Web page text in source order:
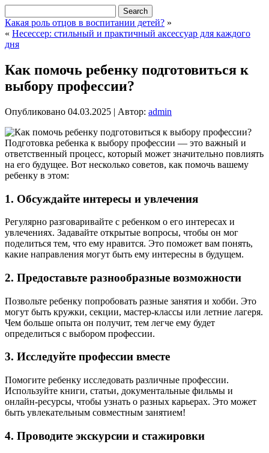
Какая роль отцов в воспитании детей? »
« Несессер: стильный и практичный аксессуар для каждого
дня
Как помочь ребенку подготовиться к
выбору профессии?
Опубликовано 04.03.2025 | Автор: admin
Подготовка ребенка к выбору профессии — это важный и
ответственный процесс, который может значительно повлиять
на его будущее. Вот несколько советов, как помочь вашему
ребенку в этом:
1. Обсуждайте интересы и увлечения
Регулярно разговаривайте с ребенком о его интересах и
увлечениях. Задавайте открытые вопросы, чтобы он мог
поделиться тем, что ему нравится. Это поможет вам понять,
какие направления могут быть ему интересны в будущем.
2. Предоставьте разнообразные возможности
Позвольте ребенку попробовать разные занятия и хобби. Это
могут быть кружки, секции, мастер-классы или летние лагеря.
Чем больше опыта он получит, тем легче ему будет
определиться с выбором профессии.
3. Исследуйте профессии вместе
Помогите ребенку исследовать различные профессии.
Используйте книги, статьи, документальные фильмы и
онлайн-ресурсы, чтобы узнать о разных карьерах. Это может
быть увлекательным совместным занятием!
4. Проводите экскурсии и стажировки